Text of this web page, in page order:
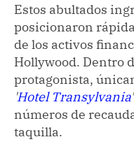
Estos abultados
posicionaron
de los activos
Hollywood. Dentro
protagonista,
Hotel Transylvania'
números de
taquilla.